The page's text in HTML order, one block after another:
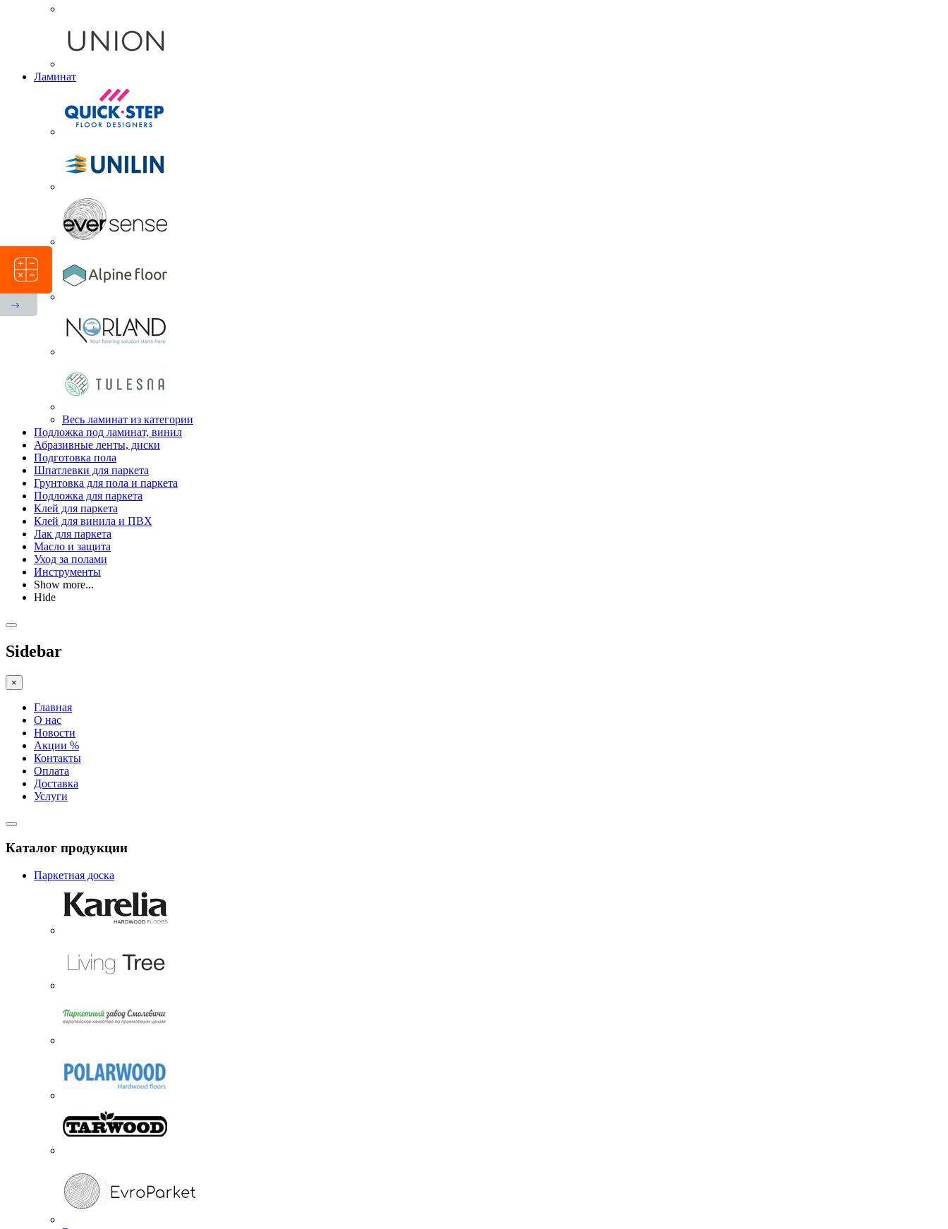
Ламинат
Весь ламинат из категории
Подложка под ламинат, винил
Абразивные ленты, диски
Подготовка пола
Шпатлевки для паркета
Грунтовка для пола и паркета
Подложка для паркета
Клей для паркета
Клей для винила и ПВХ
Лак для паркета
Масло и защита
Уход за полами
Инструменты
Show more...
Hide
Sidebar
×
Главная
О нас
Новости
Акции %
Контакты
Оплата
Доставка
Услуги
Каталог продукции
Паркетная доска